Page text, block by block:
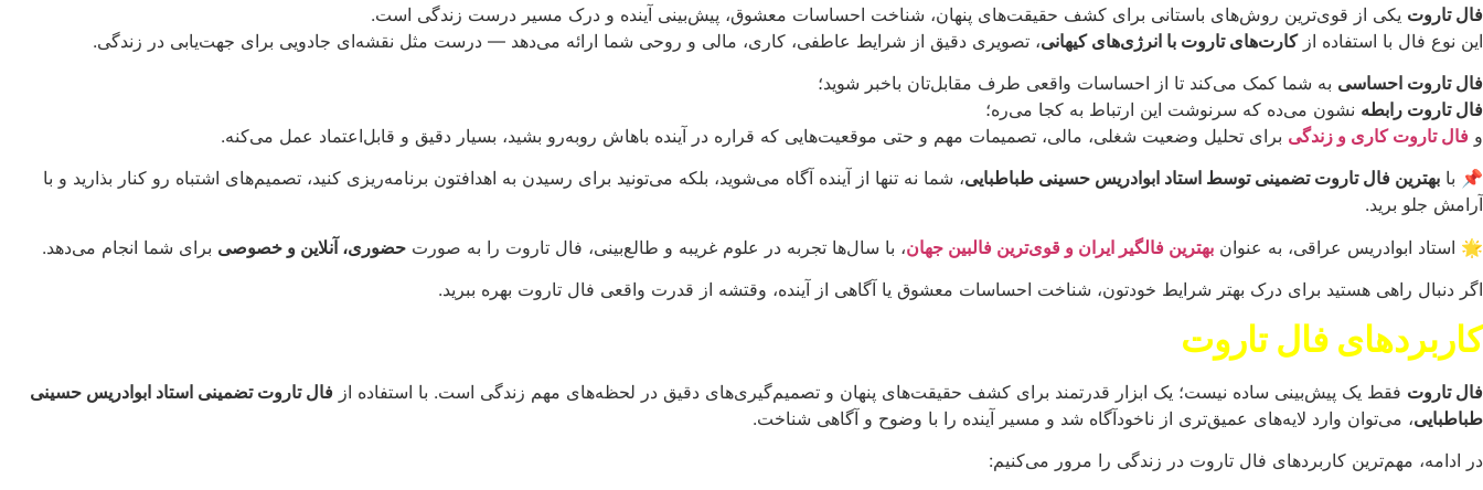
فال تاروت یکی از قوی‌ترین روش‌های باستانی برای کشف حقیقت‌های پنهان، شناخت احساسات معشوق، پیش‌بینی آینده و درک مسیر درست زندگی است.
این نوع فال با استفاده ازکارت‌های تاروت با انرژی‌های کیهانی، تصویری دقیق از شرایط عاطفی، کاری، مالی و روحی شما ارائه می‌دهد — درست مثل نقشه‌ای جادویی برای جهت‌یابی در زندگی.
فال تاروت احساسی به شما کمک می‌کند تا از احساسات واقعی طرف مقابل‌تان باخبر شوید؛
فال تاروت رابطه نشون می‌ده که سرنوشت این ارتباط به کجا می‌ره؛
و فال تاروت کاری و زندگی برای تحلیل وضعیت شغلی، مالی، تصمیمات مهم و حتی موقعیت‌هایی که قراره در آینده باهاش روبه‌رو بشید، بسیار دقیق و قابل‌اعتماد عمل می‌کنه.
📌 با بهترین فال تاروت تضمینی توسط استاد ابوادریس حسینی طباطبایی، شما نه تنها از آینده آگاه می‌شوید، بلکه می‌تونید برای رسیدن به اهدافتون برنامه‌ریزی کنید، تصمیم‌های اشتباه رو کنار بذارید و با
آرامش جلو برید.
🌟 استاد ابوادریس عراقی، به عنوان بهترین فالگیر ایران و قوی‌ترین فالبین جهان، با سال‌ها تجربه در علوم غریبه و طالع‌بینی، فال تاروت را به صورت حضوری، آنلاین و خصوصی برای شما انجام می‌دهد.
اگر دنبال راهی هستید برای درک بهتر شرایط خودتون، شناخت احساسات معشوق یا آگاهی از آینده، وقتشه از قدرت واقعی فال تاروت بهره ببرید.
کاربردهای فال تاروت
فال تاروت فقط یک پیش‌بینی ساده نیست؛ یک ابزار قدرتمند برای کشف حقیقت‌های پنهان و تصمیم‌گیری‌های دقیق در لحظه‌های مهم زندگی است. با استفاده از فال تاروت تضمینی استاد ابوادریس حسینی
طباطبایی، می‌توان وارد لایه‌های عمیق‌تری از ناخودآگاه شد و مسیر آینده را با وضوح و آگاهی شناخت.
در ادامه، مهم‌ترین کاربردهای فال تاروت در زندگی را مرور می‌کنیم: